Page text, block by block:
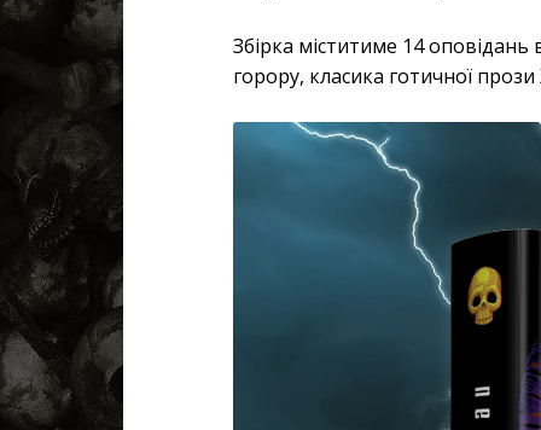
Збірка міститиме 14 оповідань
горору, класика готичної